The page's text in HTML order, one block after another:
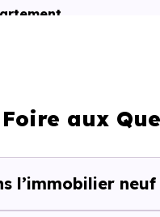
varient selon la
résidentiel de
Foire aux
l’immobilier